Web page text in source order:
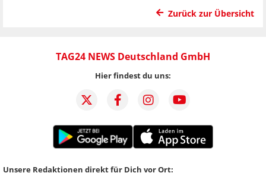
Zurück zur Übersicht
TAG24 NEWS Deutschland GmbH
Hier findest du uns:
Unsere Redaktionen direkt für Dich vor Ort: